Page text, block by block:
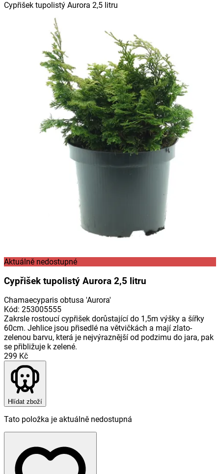
Cypřišek tupolistý Aurora 2,5 litru
Aktuálně nedostupné
Cypřišek tupolistý Aurora 2,5 litru
Chamaecyparis obtusa 'Aurora'
Kód: 253005555
Zakrsle rostoucí cypřišek dorůstající do 1,5m výšky a šířky
60cm. Jehlice jsou přisedlé na větvičkách a mají zlato-
zelenou barvu, která je nejvýraznější od podzimu do jara, pak
se přibližuje k zelené.
299 Kč
Hlídat zboží
Tato položka je aktuálně nedostupná